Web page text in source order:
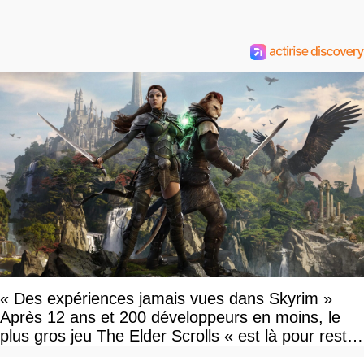
« Des expériences jamais vues dans Skyrim »
Après 12 ans et 200 développeurs en moins, le
plus gros jeu The Elder Scrolls « est là pour rester